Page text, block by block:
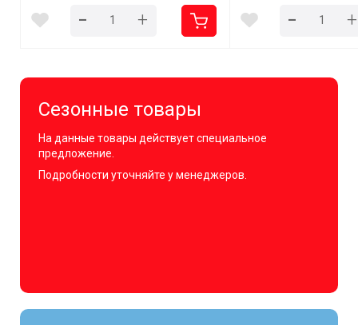
- + - +
Сезонные товары
На данные товары действует специальное
предложение.
Подробности уточняйте у менеджеров.